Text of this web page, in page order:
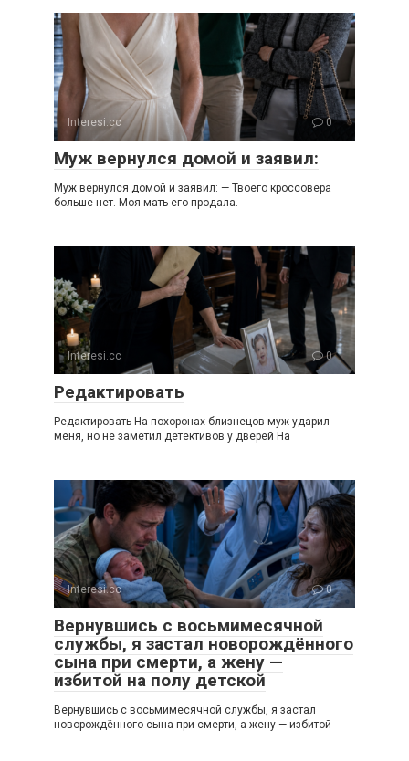
Interesi.cc 0
Муж вернулся домой и заявил:
Муж вернулся домой и заявил: — Твоего кроссовера
больше нет. Моя мать его продала.
Interesi.cc 0
Редактировать
Редактировать На похоронах близнецов муж ударил
меня, но не заметил детективов у дверей На
Interesi.cc 0
Вернувшись с восьмимесячной
службы, я застал новорождённого
сына при смерти, а жену —
избитой на полу детской
Вернувшись с восьмимесячной службы, я застал
новорождённого сына при смерти, а жену — избитой